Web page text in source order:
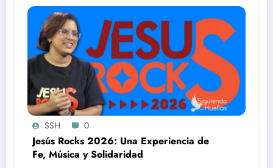
SSH 0
Jesús Rocks 2026: Una Experiencia de
Fe, Música y Solidaridad